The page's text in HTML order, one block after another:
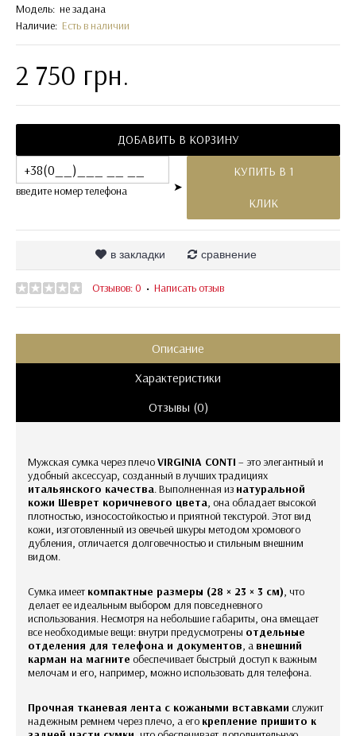
Модель: не задана
Наличие: Есть в наличии
2 750 грн.
ДОБАВИТЬ В КОРЗИНУ
введите номер телефона ➤
КУПИТЬ В 1
КЛИК
в закладки сравнение
Отзывов: 0 • Написать отзыв
Описание
Характеристики
Отзывы (0)
Мужская сумка через плечоVIRGINIA CONTI – это элегантный и
удобный аксессуар, созданный в лучших традициях
итальянского качества. Выполненная из натуральной
кожи Шеврет коричневого цвета, она обладает высокой
плотностью, износостойкостью и приятной текстурой. Этот вид
кожи, изготовленный из овечьей шкуры методом хромового
дубления, отличается долговечностью и стильным внешним
видом.
Сумка имеет компактные размеры (28 × 23 × 3 см), что
делает ее идеальным выбором для повседневного
использования. Несмотря на небольшие габариты, она вмещает
все необходимые вещи: внутри предусмотрены отдельные
отделения для телефона и документов, а внешний
карман на магните обеспечивает быстрый доступ к важным
мелочам и его, например, можно использовать для телефона.
Прочная тканевая лента с кожаными вставками служит
надежным ремнем через плечо, а его крепление пришито к